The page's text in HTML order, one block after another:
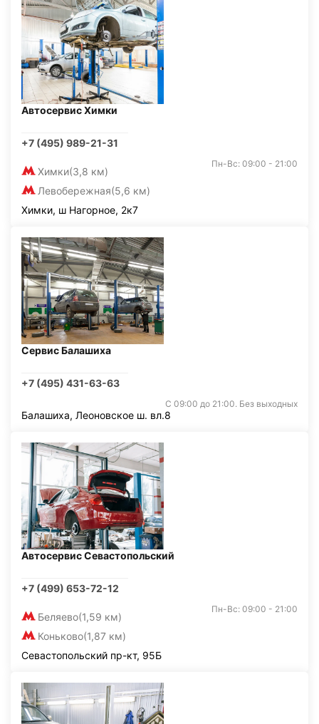
Автосервис Химки
+7 (495) 989-21-31
Химки(3,8 км)
Левобережная(5,6 км)
Пн-Вс: 09:00 - 21:00
Химки, ш Нагорное, 2к7
Сервис Балашиха
+7 (495) 431-63-63
С 09:00 до 21:00. Без выходных
Балашиха, Леоновское ш. вл.8
Автосервис Севастопольский
+7 (499) 653-72-12
Беляево(1,59 км)
Коньково(1,87 км)
Пн-Вс: 09:00 - 21:00
Севастопольский пр-кт, 95Б